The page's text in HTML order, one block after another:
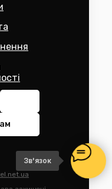
Зв'язок